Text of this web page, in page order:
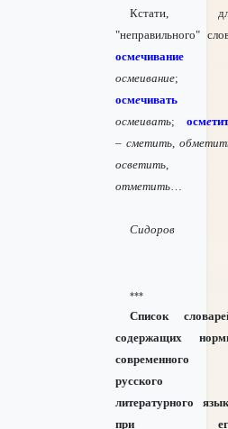
Кстати,
"неправильного"
осмечивание
осмеивание;
осмечивать
осмеивать; осме
– сметить,
осветить,
отметить…
Сидоров
***
Список
содержащих
современного
русского
литературного
при